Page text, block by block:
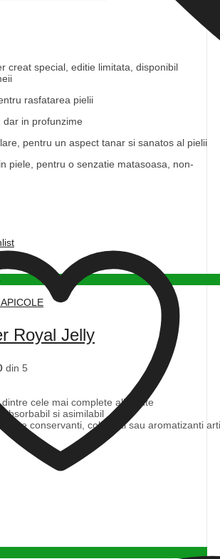
APICOLE
Royal Jelly
din 5
dintre cele mai complete alimente
absorbabil si asimilabil
conservanti, coloranti sau aromatizanti
creat special, editie limitata, disponibil
rasfatarea pielii
in profunzime
pentru un aspect tanar si sanatos al pielii
piele, pentru o senzatie matasoasa, non-